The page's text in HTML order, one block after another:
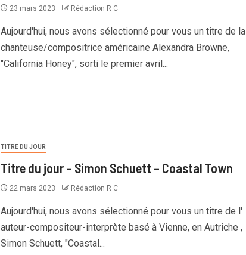
23 mars 2023 Rédaction R C
Aujourd'hui, nous avons sélectionné pour vous un titre de la
chanteuse/compositrice américaine Alexandra Browne,
"California Honey", sorti le premier avril...
TITRE DU JOUR
Titre du jour – Simon Schuett – Coastal Town
22 mars 2023 Rédaction R C
Aujourd'hui, nous avons sélectionné pour vous un titre de l'
auteur-compositeur-interprète basé à Vienne, en Autriche ,
Simon Schuett, "Coastal...